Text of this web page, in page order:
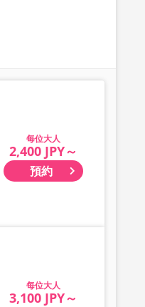
大人
2,400 JPY～
預約
大人
3,100 JPY～